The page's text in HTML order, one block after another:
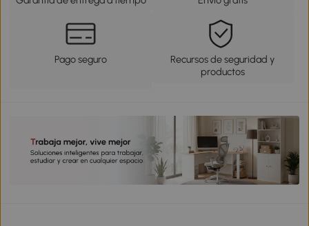
Pago seguro
Recursos de seguridad y
productos